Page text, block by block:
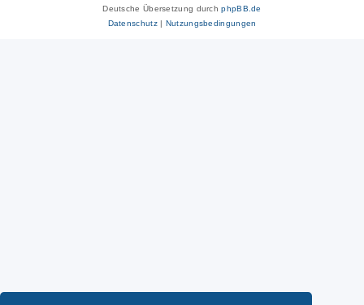
Deutsche Übersetzung durchphpBB.de
Datenschutz| Nutzungsbedingungen